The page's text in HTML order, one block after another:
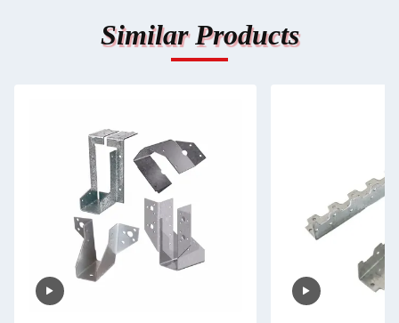
Similar Products